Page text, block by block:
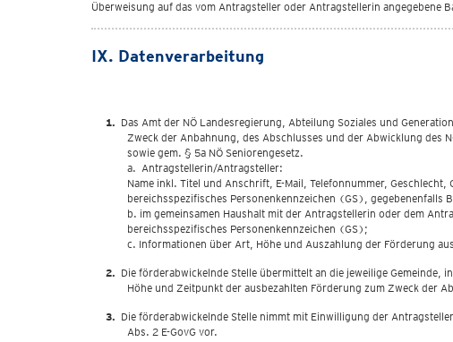
Überweisung auf das vom Antragsteller oder Antragstellerin angegebene
IX. Datenverarbeitung
Das Amt der NÖ Landesregierung, Abteilung Soziales und
Zweck der Anbahnung, des Abschlusses und der Abwicklung des
sowie gem. § 5a NÖ Seniorengesetz.
a. Antragstellerin/Antragsteller:
Name inkl. Titel und Anschrift, E-Mail, Telefonnummer,
bereichsspezifisches Personenkennzeichen (GS), gegebenenfalls
b. im gemeinsamen Haushalt mit der Antragstellerin oder dem
bereichsspezifisches Personenkennzeichen (GS);
c. Informationen über Art, Höhe und Auszahlung der Förderung
Die förderabwickelnde Stelle übermittelt an die jeweilige
Höhe und Zeitpunkt der ausbezahlten Förderung zum Zweck der
Die förderabwickelnde Stelle nimmt mit Einwilligung der
Abs. 2 E-GovG vor.